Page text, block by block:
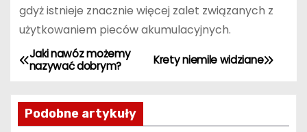
gdyż istnieje znacznie więcej zalet związanych z
użytkowaniem pieców akumulacyjnych.
N
w
Krety niemile widziane
Jaki nawóz możemy
nazywać dobrym?
Podobne artykuły